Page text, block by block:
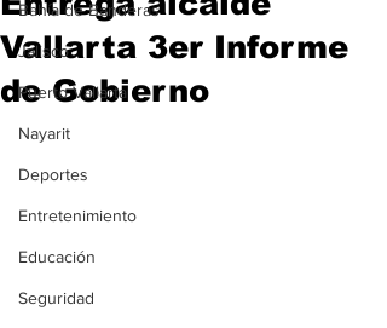
Bahía de Banderas
Jalisco
Puerto Vallarta
Nayarit
Deportes
Entretenimiento
Educación
Seguridad
Vallarta 3er Informe
de Gobierno